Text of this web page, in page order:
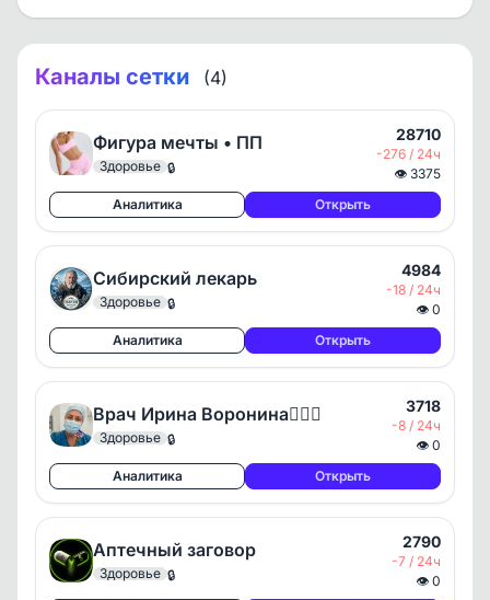
Каналы сетки (4)
Фигура мечты • ПП
Здоровье 🔒
28710
-276 / 24ч
👁 3375
Аналитика
Открыть
Сибирский лекарь
Здоровье 🔒
4984
-18 / 24ч
👁 0
Аналитика
Открыть
Врач Ирина Воронина👩🏻‍⚕️
Здоровье 🔒
3718
-8 / 24ч
👁 0
Аналитика
Открыть
Аптечный заговор
Здоровье 🔒
2790
-7 / 24ч
👁 0